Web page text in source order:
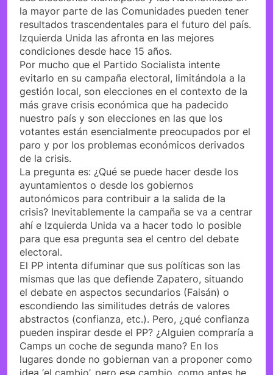
la mayor parte de las Comunidades pueden tener
resultados trascendentales para el futuro del país.
Izquierda Unida las afronta en las mejores
condiciones desde hace 15 años.
Por mucho que el Partido Socialista intente
evitarlo en su campaña electoral, limitándola a la
gestión local, son elecciones en el contexto de la
más grave crisis económica que ha padecido
nuestro país y son elecciones en las que los
votantes están esencialmente preocupados por el
paro y por los problemas económicos derivados
de la crisis.
La pregunta es: ¿Qué se puede hacer desde los
ayuntamientos o desde los gobiernos
autonómicos para contribuir a la salida de la
crisis? Inevitablemente la campaña se va a centrar
ahí e Izquierda Unida va a hacer todo lo posible
para que esa pregunta sea el centro del debate
electoral.
El PP intenta difuminar que sus políticas son las
mismas que las que defiende Zapatero, situando
el debate en aspectos secundarios (Faisán) o
escondiendo las similitudes detrás de valores
abstractos (confianza, etc.). Pero, ¿qué confianza
pueden inspirar desde el PP? ¿Alguien compraría a
Camps un coche de segunda mano? En los
lugares donde no gobiernan van a proponer como
idea ‘el cambio’, pero ese cambio, como antes he